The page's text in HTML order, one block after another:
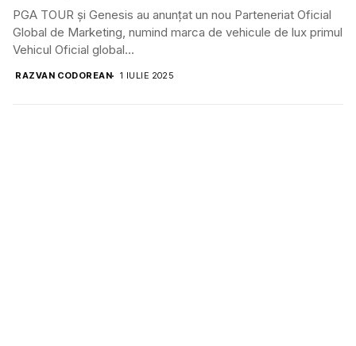
PGA TOUR și Genesis au anunțat un nou Parteneriat Oficial
Global de Marketing, numind marca de vehicule de lux primul
Vehicul Oficial global...
RAZVAN CODOREAN 1 IULIE 2025